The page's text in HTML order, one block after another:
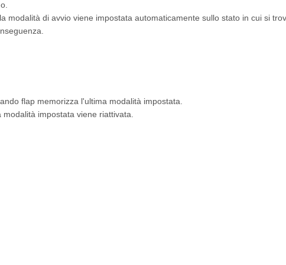
modalità di avvio viene impostata automaticamente sullo stato in cui si
flap memorizza l'ultima modalità impostata.
impostata viene riattivata.